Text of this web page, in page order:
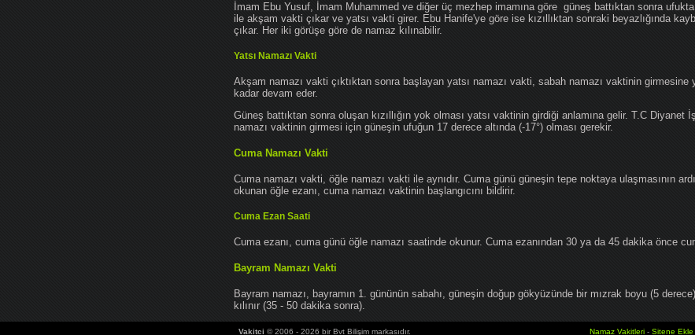
İmam Ebu Yusuf, İmam Muhammed ve diğer üç mezhep imamına göre güneş battıktan sonra ufukta
ile akşam vakti çıkar ve yatsı vakti girer. Ebu Hanife'ye göre ise kızıllıktan sonraki beyazlığında
çıkar. Her iki görüşe göre de namaz kılınabilir.
Yatsı Namazı Vakti
Akşam namazı vakti çıktıktan sonra başlayan yatsı namazı vakti, sabah namazı vaktinin girmesine
kadar devam eder.
Güneş battıktan sonra oluşan kızıllığın yok olması yatsı vaktinin girdiği anlamına gelir. T.C Diyanet
namazı vaktinin girmesi için güneşin ufuğun 17 derece altında (-17°) olması gerekir.
Cuma Namazı Vakti
Cuma namazı vakti, öğle namazı vakti ile aynıdır. Cuma günü güneşin tepe noktaya ulaşmasının
okunan öğle ezanı, cuma namazı vaktinin başlangıcını bildirir.
Cuma Ezan Saati
Cuma ezanı, cuma günü öğle namazı saatinde okunur. Cuma ezanından 30 ya da 45 dakika önce
Bayram Namazı Vakti
Bayram namazı, bayramın 1. gününün sabahı, güneşin doğup gökyüzünde bir mızrak boyu (5
kılınır (35 - 50 dakika sonra).
Vakitci © 2006 - 2026 bir Bvt Bilişim markasıdır. Namaz Vakitleri - Sitene Ekle